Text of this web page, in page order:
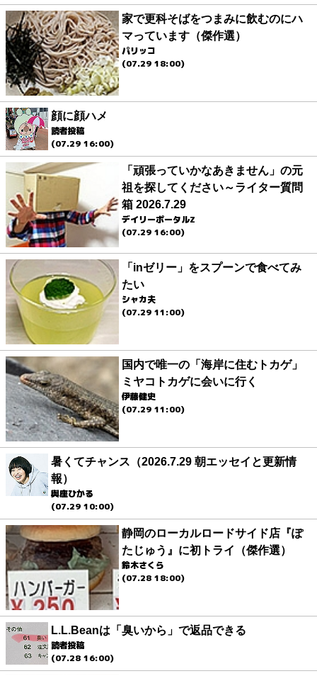
家で更科そばをつまみに飲むのにハ
マっています（傑作選）
パリッコ
(07.29 18:00)
顔に顔ハメ
読者投稿
(07.29 16:00)
「頑張っていかなあきません」の元
祖を探してください～ライター質問
箱 2026.7.29
デイリーポータルZ
(07.29 16:00)
「inゼリー」をスプーンで食べてみ
たい
シャカ夫
(07.29 11:00)
国内で唯一の「海岸に住むトカゲ」
ミヤコトカゲに会いに行く
伊藤健史
(07.29 11:00)
暑くてチャンス（2026.7.29 朝エッセイと更新情
報）
與座ひかる
(07.29 10:00)
静岡のローカルロードサイド店『ぽ
たじゅう』に初トライ（傑作選）
鈴木さくら
(07.28 18:00)
L.L.Beanは「臭いから」で返品できる
読者投稿
(07.28 16:00)